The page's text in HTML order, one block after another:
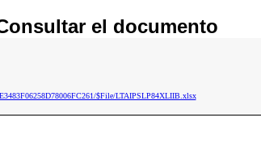
el documento
$File/LTAIPSLP84XLIIB.xlsx